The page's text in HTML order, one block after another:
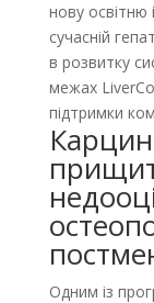
нову освітню
сучасній
в розвитку
межах
підтримки
Одним із